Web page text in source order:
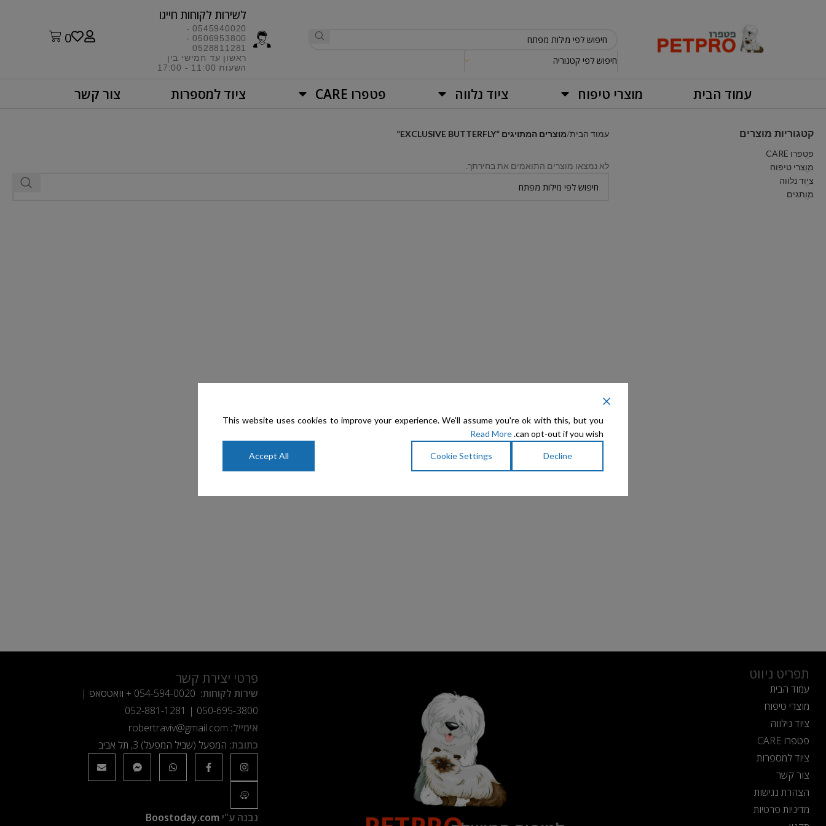
חיפוש לפי קטגוריה
לשירות לקוחות חייגו​
0545940020 -
0506953800 -
0528811281
ראשון עד חמישי בין
השעות 11:00 - 17:00​
0
עמוד הבית מוצרי טיפוח ציוד נלווה פטפרו CARE ציוד למספרות צור קשר
קטגוריות מוצרים
פטפרו CARE
מוצרי טיפוח
ציוד נלווה
מותגים
עמוד הבית מוצרים המתויגים “EXCLUSIVE BUTTERFLY”
לא נמצאו מוצרים התואמים את בחירתך.
תפריט ניווט
עמוד הבית
מוצרי טיפוח
ציוד נילווה
פטפרו CARE
ציוד למספרות
צור קשר
הצהרת נגישות
מדיניות פרטיות
פרטי יצירת קשר
שירות לקוחות: 054-594-0020 + וואטסאפ |
050-695-3800
|
052-881-1281
אימייל: robertraviv@gmail.com
כתובת: המפעל (שביל המפעל) 3, תל אביב
נבנה ע"י Boostoday.com
This website uses cookies to improve your experience. We'll assume you're ok with this, but you
can opt-out if you wish.
Read More
Decline
Cookie Settings
Accept All